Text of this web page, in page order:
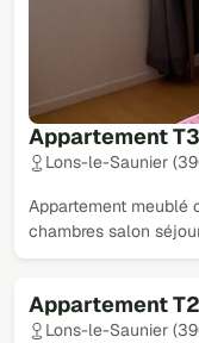
Appartement
Lons-le-Saunier
Appartement meublé
chambres salon
Appartement
Loué
Lons-le-Saunier